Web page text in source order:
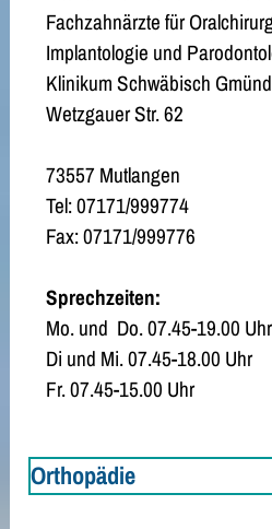
Fachzahnärzte für
Implantologie und
Klinikum Schwäbisch Gmünd
Wetzgauer Str. 62
73557 Mutlangen
Tel: 07171/999774
Fax: 07171/999776
Sprechzeiten:
Mo. und Do. 07.45-19.00 Uhr
Di und Mi. 07.45-18.00 Uhr
Fr. 07.45-15.00 Uhr
Orthopädie